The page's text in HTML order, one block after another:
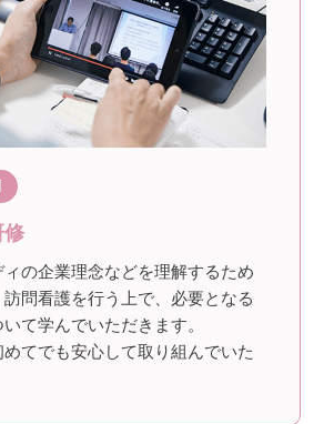
修
ィの企業理念などを理解するため
問看護を行う上で、必要となる
て学んでいただきます。
てでも安心して取り組んでいた